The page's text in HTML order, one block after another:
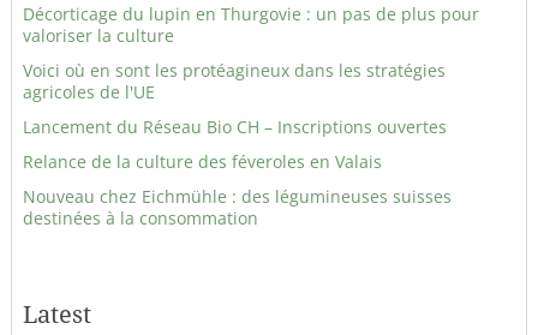
Décorticage du lupin en Thurgovie : un pas de plus pour
valoriser la culture
Voici où en sont les protéagineux dans les stratégies
agricoles de l'UE
Lancement du Réseau Bio CH – Inscriptions ouvertes
Relance de la culture des féveroles en Valais
Nouveau chez Eichmühle : des légumineuses suisses
destinées à la consommation
Latest